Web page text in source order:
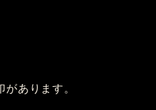
あります。